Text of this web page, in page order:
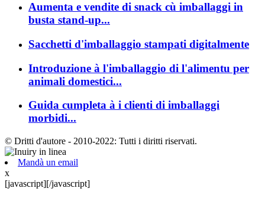
Aumenta e vendite di snack cù imballaggi in
busta stand-up...
Sacchetti d'imballaggio stampati digitalmente
Introduzione à l'imballaggio di l'alimentu per
animali domestici...
Guida cumpleta à i clienti di imballaggi
morbidi...
© Dritti d'autore - 2010-2022: Tutti i diritti riservati.
Mandà un email
x
[javascript][/javascript]